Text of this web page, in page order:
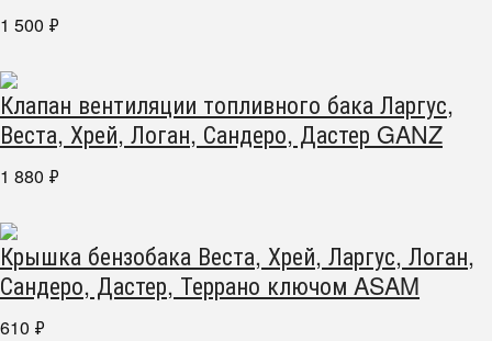
1 500 ₽
Клапан вентиляции топливного бака Ларгус,
Веста, Хрей, Логан, Сандеро, Дастер GANZ
1 880 ₽
Крышка бензобака Веста, Хрей, Ларгус, Логан,
Сандеро, Дастер, Террано ключом ASAM
610 ₽